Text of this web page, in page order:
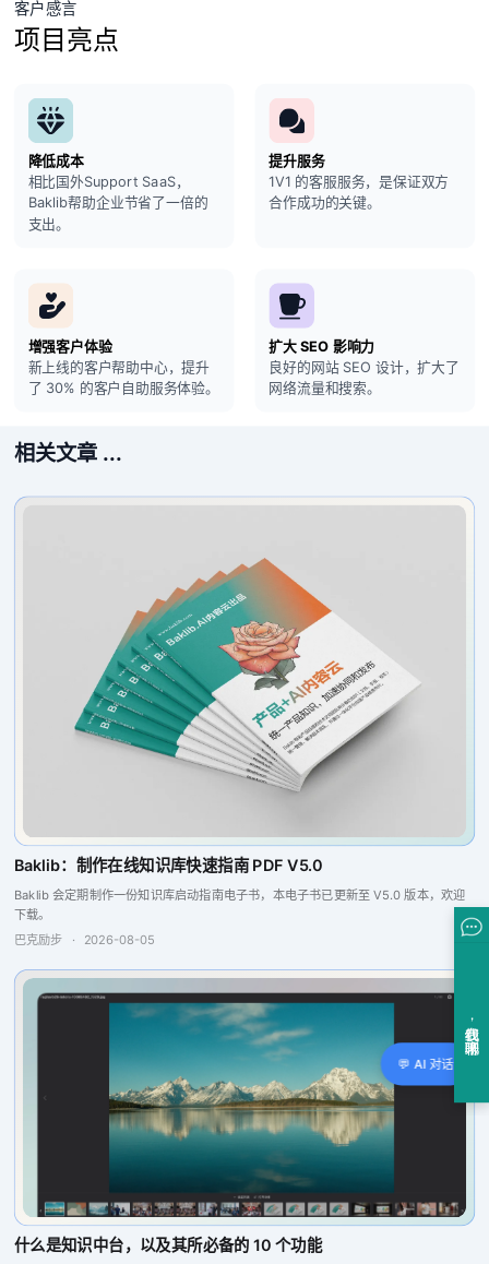
项目亮点
降低成本
相比国外Support SaaS，
Baklib帮助企业节省了一倍的
支出。
提升服务
1V1 的客服服务，是保证双方
合作成功的关键。
增强客户体验
新上线的客户帮助中心，提升
了 30% 的客户自助服务体验。
扩大 SEO 影响力
良好的网站 SEO 设计，扩大了
网络流量和搜索。
Baklib：制作在线知识库快速指南 PDF V5.0
Baklib 会定期制作一份知识库启动指南电子书，本电子书已更新至 V5.0 版本，欢迎
下载。
巴克励步
什么是知识中台，以及其所必备的 10 个功能
知识被视为企业最宝贵的资产之一，知识中台的使用可以有助于信息的组织与共享，
💬 AI 对话